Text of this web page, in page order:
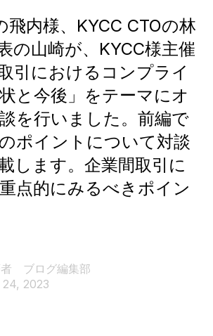
飛内様、KYCC CTOの林
の山崎が、KYCC様主催
引におけるコンプライ
と今後」をテーマにオ
を行いました。前編で
ポイントについて対談
します。企業間取引に
点的にみるべきポイン
ブログ編集部​
24, 2023